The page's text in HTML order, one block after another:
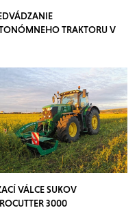
TRAKTORU V
VÁLCE SUKOV
3000